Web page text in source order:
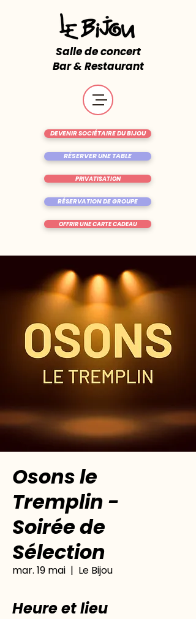
Salle de concert
Bar & Restaurant
RÉSERVER UNE TABLE
OFFRIR UNE CARTE CADEAU
DEVENIR SOCIÉTAIRE DU BIJOU
RÉSERVATION DE GROUPE
PRIVATISATION
Osons le
Tremplin -
Soirée de
Sélection
mar. 19 mai
  |
Le Bijou
Heure et lieu